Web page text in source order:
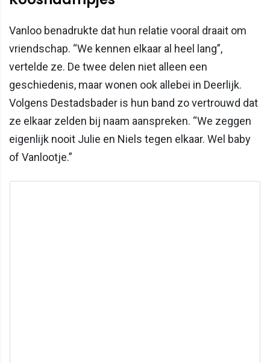
Vanloo benadrukte dat hun relatie vooral draait om
vriendschap. “We kennen elkaar al heel lang”,
vertelde ze. De twee delen niet alleen een
geschiedenis, maar wonen ook allebei in Deerlijk.
Volgens Destadsbader is hun band zo vertrouwd dat
ze elkaar zelden bij naam aanspreken. “We zeggen
eigenlijk nooit Julie en Niels tegen elkaar. Wel baby
of Vanlootje.”